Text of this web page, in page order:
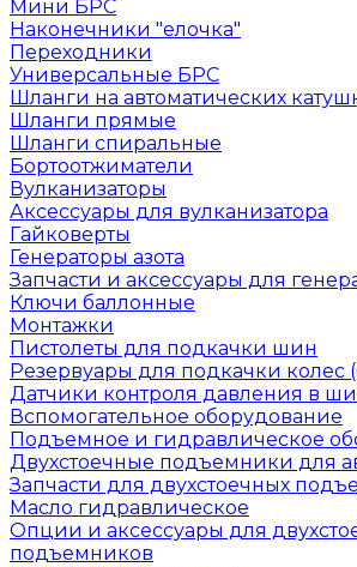
Мини БРС
Наконечники "елочка"
Переходники
Универсальные БРС
Шланги на автоматических
Шланги прямые
Шланги спиральные
Бортоотжиматели
Вулканизаторы
Аксессуары для вулканизатора
Гайковерты
Генераторы азота
Запчасти и аксессуары для
Ключи баллонные
Монтажки
Пистолеты для подкачки шин
Резервуары для подкачки колес
Датчики контроля давления в
Вспомогательное оборудование
Подъемное и гидравлическое
Двухстоечные подъемники для
Запчасти для двухстоечных
Масло гидравлическое
Опции и аксессуары для
подъемников